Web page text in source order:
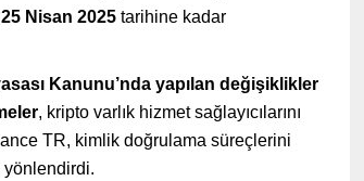
Nisan 2025 tarihine kadar
Kanunu’nda yapılan değişiklikler
, kripto varlık hizmet sağlayıcılarını
TR, kimlik doğrulama süreçlerini
yönlendirdi.